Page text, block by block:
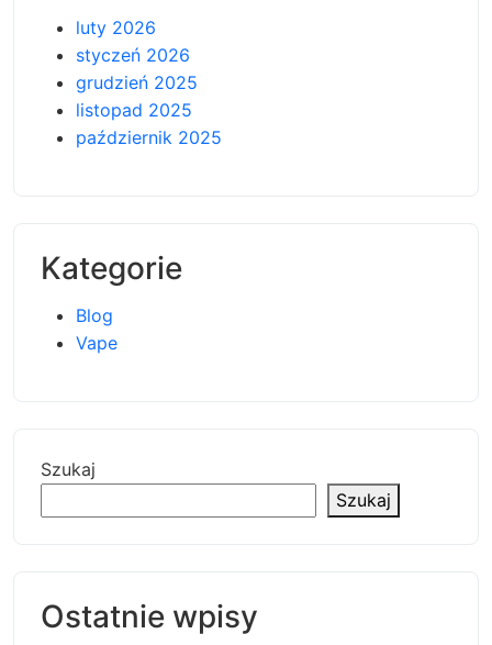
luty 2026
styczeń 2026
grudzień 2025
listopad 2025
październik 2025
Kategorie
Blog
Vape
Szukaj
Szukaj
Ostatnie wpisy